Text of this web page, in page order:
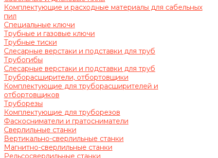
Комплектующие и расходные материалы для сабельных
пил
Специальные ключи
Трубные и газовые ключи
Трубные тиски
Слесарные верстаки и подставки для труб
Трубогибы
Слесарные верстаки и подставки для труб
Труборасширители, отбортовщики
Комплектующие для труборасширителей и
отбортовщиков
Труборезы
Комплектующие для труборезов
Фаскосниматели и гратосниматели
Сверлильные станки
Вертикально-сверлильные станки
Магнитно-сверлильные станки
Рельсосверлильные станки